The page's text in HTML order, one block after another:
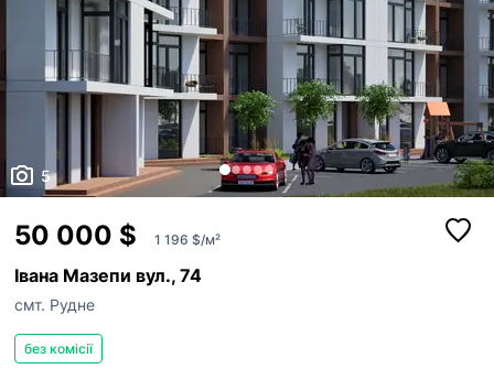
5
50 000 $ 1 196 $/м²
Івана Мазепи вул., 74
смт. Рудне
без комісії